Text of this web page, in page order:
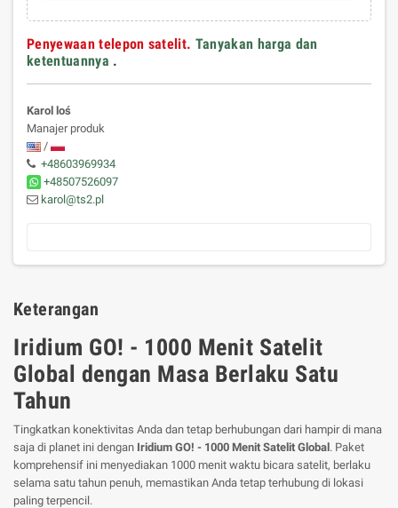
Penyewaan telepon satelit. Tanyakan harga dan
ketentuannya .
Karol loś
Manajer produk
/
+48603969934
+48507526097
karol@ts2.pl
Keterangan
Iridium GO! - 1000 Menit Satelit
Global dengan Masa Berlaku Satu
Tahun
Tingkatkan konektivitas Anda dan tetap berhubungan dari hampir di mana
saja di planet ini dengan Iridium GO! - 1000 Menit Satelit Global. Paket
komprehensif ini menyediakan 1000 menit waktu bicara satelit, berlaku
selama satu tahun penuh, memastikan Anda tetap terhubung di lokasi
paling terpencil.